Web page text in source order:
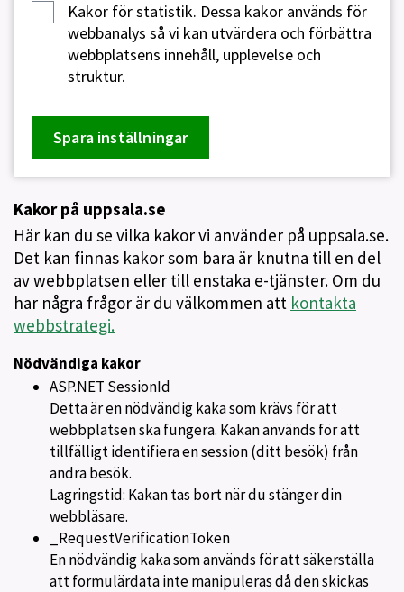
Kakor för statistik. Dessa kakor används för
webbanalys så vi kan utvärdera och förbättra
webbplatsens innehåll, upplevelse och
struktur.
Spara inställningar
Kakor på uppsala.se
Här kan du se vilka kakor vi använder på uppsala.se.
Det kan finnas kakor som bara är knutna till en del
av webbplatsen eller till enstaka e-tjänster. Om du
har några frågor är du välkommen att kontakta
webbstrategi.
Nödvändiga kakor
ASP.NET SessionId
Detta är en nödvändig kaka som krävs för att
webbplatsen ska fungera. Kakan används för att
tillfälligt identifiera en session (ditt besök) från
andra besök.
Lagringstid: Kakan tas bort när du stänger din
webbläsare.
_RequestVerificationToken
En nödvändig kaka som används för att säkerställa
att formulärdata inte manipuleras då den skickas